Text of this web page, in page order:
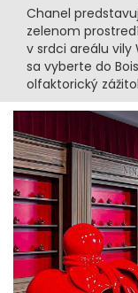
Chanel
zelenom
v srdci areálu vily
sa vyberte do
olfaktorický